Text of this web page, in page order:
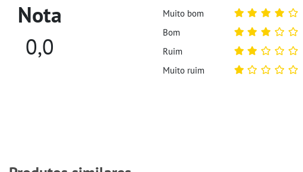
Nota
0,0
Muito bom
Bom
Ruim
Muito ruim